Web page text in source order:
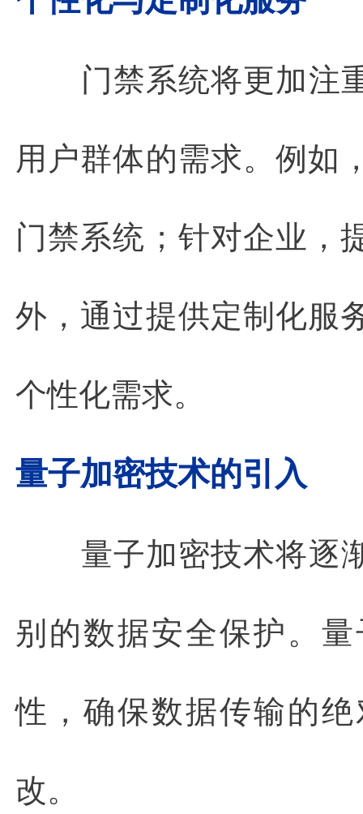
门禁系统将更加注
用户群体的需求。例如
门禁系统；针对企业，
外，通过提供定制化服
个性化需求。
量子加密技术的引入
量子加密技术将逐
别的数据安全保护。
性，确保数据传输的
改。